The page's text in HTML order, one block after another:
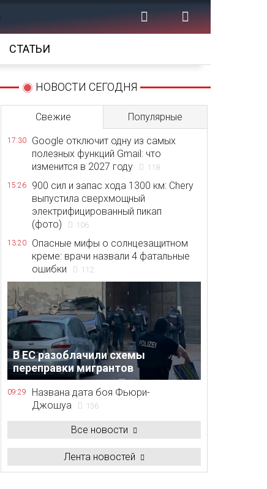
СТАТЬИ
НОВОСТИ СЕГОДНЯ
Свежие Популярные
17:30
Google отключит одну из самых
полезных функций Gmail: что
изменится в 2027 году
118
15:26
900 сил и запас хода 1300 км: Chery
выпустила сверхмощный
электрифицированный пикап
(фото)
106
13:20
Опасные мифы о солнцезащитном
креме: врачи назвали 4 фатальные
ошибки
112
В ЕС разоблачили схемы
переправки мигрантов
09:29
Названа дата боя Фьюри-
Джошуа
136
Все новости
Лента новостей